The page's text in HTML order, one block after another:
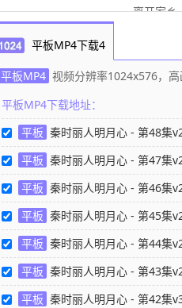
离开家乡
动。大师
面，不知
平板MP4下载4
平板MP4 视频分辨率1024x576，
平板MP4下载地址：
平板 秦时丽人明月心 - 第48集
平板 秦时丽人明月心 - 第47集
平板 秦时丽人明月心 - 第46集
平板 秦时丽人明月心 - 第45集
平板 秦时丽人明月心 - 第44集
平板 秦时丽人明月心 - 第43集
平板 秦时丽人明月心 - 第42集